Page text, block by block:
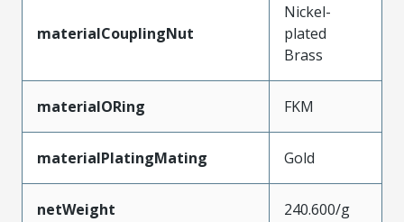
materialCouplingNut
Nickel-
plated
Brass
materialORing FKM
materialPlatingMating Gold
netWeight 240.600/g